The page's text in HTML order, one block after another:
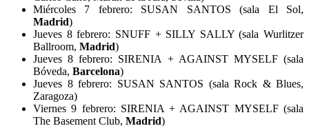
Miércoles 7 febrero: SUSAN SANTOS (sala El Sol,
Madrid)
Jueves 8 febrero: SNUFF + SILLY SALLY (sala Wurlitzer
Ballroom, Madrid)
Jueves 8 febrero: SIRENIA + AGAINST MYSELF (sala
Bóveda, Barcelona)
Jueves 8 febrero: SUSAN SANTOS (sala Rock & Blues,
Zaragoza)
Viernes 9 febrero: SIRENIA + AGAINST MYSELF (sala
The Basement Club, Madrid)